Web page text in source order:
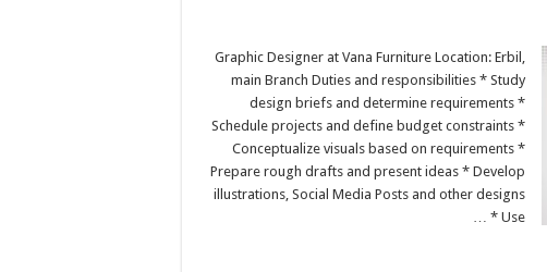
Graphic Designer at Vana Furniture Location: Erbil,
main Branch Duties and responsibilities * Study
design briefs and determine requirements *
Schedule projects and define budget constraints *
Conceptualize visuals based on requirements *
Prepare rough drafts and present ideas * Develop
illustrations, Social Media Posts and other designs
* Use …